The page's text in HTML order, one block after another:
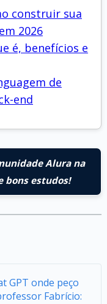
construir sua
2026
é, benefícios e
de
end
Alura na
bons estudos!
GPT onde peço
Fabrício: